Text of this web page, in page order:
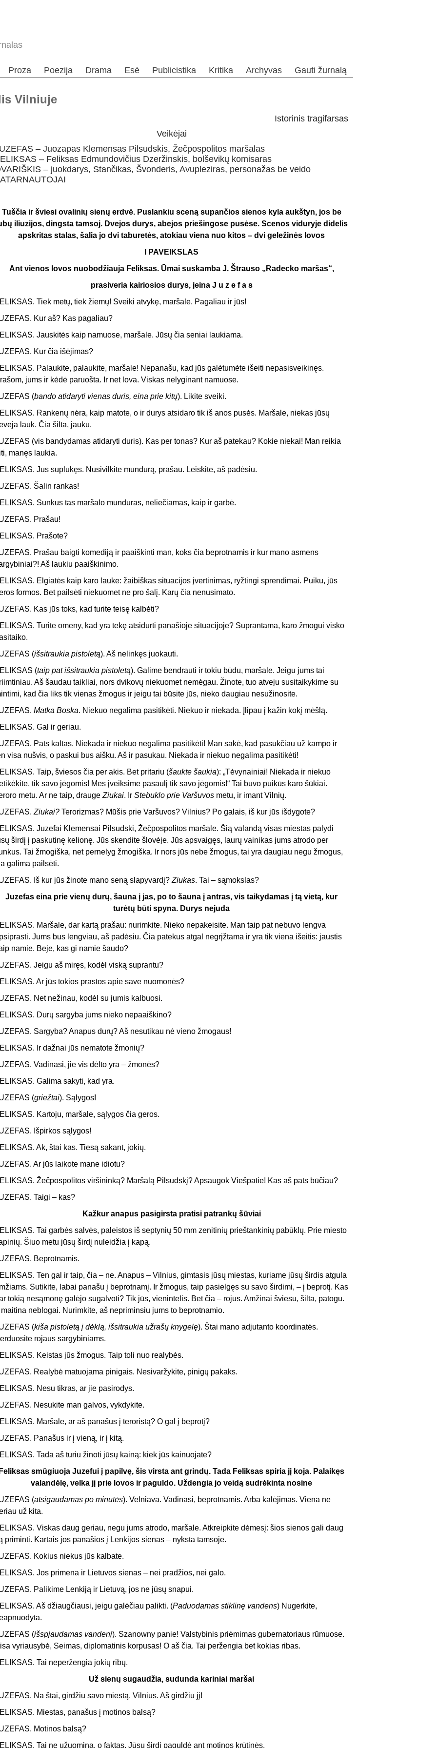
Proza Poezija Drama Esė Publicistika Kritika Archyvas Gauti žurnalą
Vilniuje
Istorinis tragifarsas
Veikėjai
– Juozapas Klemensas Pilsudskis, Žečpospolitos maršalas
– Feliksas Edmundovičius Dzeržinskis, bolševikų komisaras
– juokdarys, Stančikas, Švonderis, Avupleziras, personažas be veido
Tuščia ir šviesi ovalinių sienų erdvė. Puslankiu sceną supančios sienos kyla aukštyn, jos be
iliuzijos, dingsta tamsoj. Dvejos durys, abejos priešingose pusėse. Scenos viduryje didelis
apskritas stalas, šalia jo dvi taburetės, atokiau viena nuo kitos – dvi geležinės lovos
I PAVEIKSLAS
Ant vienos lovos nuobodžiauja Feliksas. Ūmai suskamba J. Štrauso „Radecko maršas“,
prasiveria kairiosios durys, įeina J u z e f a s
Tiek metų, tiek žiemų! Sveiki atvykę, maršale. Pagaliau ir jūs!
Kur aš? Kas pagaliau?
Jauskitės kaip namuose, maršale. Jūsų čia seniai laukiama.
Kur čia išėjimas?
Palaukite, palaukite, maršale! Nepanašu, kad jūs galėtumėte išeiti nepasisveikinęs.
jums ir kėdė paruošta. Ir net lova. Viskas nelyginant namuose.
(bando atidaryti vienas duris, eina prie kitų). Likite sveiki.
Rankenų nėra, kaip matote, o ir durys atsidaro tik iš anos pusės. Maršale, niekas jūsų
lauk. Čia šilta, jauku.
(vis bandydamas atidaryti duris). Kas per tonas? Kur aš patekau? Kokie niekai! Man reikia
manęs laukia.
Jūs suplukęs. Nusivilkite mundurą, prašau. Leiskite, aš padėsiu.
Šalin rankas!
Sunkus tas maršalo munduras, neliečiamas, kaip ir garbė.
Prašau!
Prašote?
Prašau baigti komediją ir paaiškinti man, koks čia beprotnamis ir kur mano asmens
Aš laukiu paaiškinimo.
Elgiatės kaip karo lauke: žaibiškas situacijos įvertinimas, ryžtingi sprendimai. Puiku, jūs
formos. Bet pailsėti niekuomet ne pro šalį. Karų čia nenusimato.
Kas jūs toks, kad turite teisę kalbėti?
Turite omeny, kad yra tekę atsidurti panašioje situacijoje? Suprantama, karo žmogui visko
(išsitraukia pistoletą). Aš nelinkęs juokauti.
(taip pat išsitraukia pistoletą). Galime bendrauti ir tokiu būdu, maršale. Jeigu jums tai
Aš šaudau taikliai, nors dvikovų niekuomet nemėgau. Žinote, tuo atveju susitaikykime su
kad čia liks tik vienas žmogus ir jeigu tai būsite jūs, nieko daugiau nesužinosite.
Matka Boska. Niekuo negalima pasitikėti. Niekuo ir niekada. Įlipau į kažin kokį mėšlą.
Gal ir geriau.
Pats kaltas. Niekada ir niekuo negalima pasitikėti! Man sakė, kad pasukčiau už kampo ir
visa nušvis, o paskui bus aišku. Aš ir pasukau. Niekada ir niekuo negalima pasitikėti!
Taip, šviesos čia per akis. Bet pritariu (šaukte šaukia): „Tėvynainiai! Niekada ir niekuo
tik savo jėgomis! Mes įveiksime pasaulį tik savo jėgomis!“ Tai buvo puikūs karo šūkiai.
metu. Ar ne taip, drauge Ziukai. Ir Stebuklo prie Varšuvos metu, ir imant Vilnių.
Ziukai? Terorizmas? Mūšis prie Varšuvos? Vilnius? Po galais, iš kur jūs išdygote?
Juzefai Klemensai Pilsudski, Žečpospolitos maršale. Šią valandą visas miestas palydi
širdį į paskutinę kelionę. Jūs skendite šlovėje. Jūs apsvaigęs, laurų vainikas jums atrodo per
Tai žmogiška, net pernelyg žmogiška. Ir nors jūs nebe žmogus, tai yra daugiau negu žmogus,
galima pailsėti.
Iš kur jūs žinote mano seną slapyvardį? Ziukas. Tai – sąmokslas?
Juzefas eina prie vienų durų, šauna į jas, po to šauna į antras, vis taikydamas į tą vietą, kur
turėtų būti spyna. Durys nejuda
Maršale, dar kartą prašau: nurimkite. Nieko nepakeisite. Man taip pat nebuvo lengva
Jums bus lengviau, aš padėsiu. Čia patekus atgal negrįžtama ir yra tik viena išeitis: jaustis
namie. Beje, kas gi namie šaudo?
Jeigu aš miręs, kodėl viską suprantu?
Ar jūs tokios prastos apie save nuomonės?
Net nežinau, kodėl su jumis kalbuosi.
Durų sargyba jums nieko nepaaiškino?
Sargyba? Anapus durų? Aš nesutikau nė vieno žmogaus!
Ir dažnai jūs nematote žmonių?
Vadinasi, jie vis dėlto yra – žmonės?
Galima sakyti, kad yra.
(griežtai). Sąlygos!
Kartoju, maršale, sąlygos čia geros.
Išpirkos sąlygos!
Ak, štai kas. Tiesą sakant, jokių.
Ar jūs laikote mane idiotu?
Žečpospolitos viršininką? Maršalą Pilsudskį? Apsaugok Viešpatie! Kas aš pats būčiau?
Taigi – kas?
Kažkur anapus pasigirsta pratisi patrankų šūviai
Tai garbės salvės, paleistos iš septynių 50 mm zenitinių prieštankinių pabūklų. Prie miesto
Šiuo metu jūsų širdį nuleidžia į kapą.
Beprotnamis.
Ten gal ir taip, čia – ne. Anapus – Vilnius, gimtasis jūsų miestas, kuriame jūsų širdis atgula
Sutikite, labai panašu į beprotnamį. Ir žmogus, taip pasielgęs su savo širdimi, – į beprotį. Kas
tokią nesąmonę galėjo sugalvoti? Tik jūs, vienintelis. Bet čia – rojus. Amžinai šviesu, šilta, patogu.
maitina neblogai. Nurimkite, aš nepriminsiu jums to beprotnamio.
(kiša pistoletą į dėklą, išsitraukia užrašų knygelę). Štai mano adjutanto koordinatės.
rojaus sargybiniams.
Keistas jūs žmogus. Taip toli nuo realybės.
Realybė matuojama pinigais. Nesivaržykite, pinigų pakaks.
Nesu tikras, ar jie pasirodys.
Nesukite man galvos, vykdykite.
Maršale, ar aš panašus į teroristą? O gal į beprotį?
Panašus ir į vieną, ir į kitą.
Tada aš turiu žinoti jūsų kainą: kiek jūs kainuojate?
Feliksas smūgiuoja Juzefui į papilvę, šis virsta ant grindų. Tada Feliksas spiria jį koja. Palaikęs
valandėlę, velka jį prie lovos ir paguldo. Uždengia jo veidą sudrėkinta nosine
(atsigaudamas po minutės). Velniava. Vadinasi, beprotnamis. Arba kalėjimas. Viena ne
už kita.
Viskas daug geriau, negu jums atrodo, maršale. Atkreipkite dėmesį: šios sienos gali daug
priminti. Kartais jos panašios į Lenkijos sienas – nyksta tamsoje.
Kokius niekus jūs kalbate.
Jos primena ir Lietuvos sienas – nei pradžios, nei galo.
Palikime Lenkiją ir Lietuvą, jos ne jūsų snapui.
Aš džiaugčiausi, jeigu galėčiau palikti. (Paduodamas stiklinę vandens) Nugerkite,
(išspjaudamas vandenį). Szanowny panie! Valstybinis priėmimas gubernatoriaus rūmuose.
vyriausybė, Seimas, diplomatinis korpusas! O aš čia. Tai peržengia bet kokias ribas.
Tai neperžengia jokių ribų.
Už sienų sugaudžia, sudunda kariniai maršai
Na štai, girdžiu savo miestą. Vilnius. Aš girdžiu jį!
Miestas, panašus į motinos balsą?
Motinos balsą?
Tai ne užuomina, o faktas. Jūsų širdį paguldė ant motinos krūtinės.